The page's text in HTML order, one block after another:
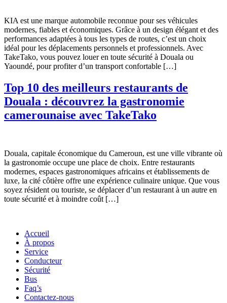
KIA est une marque automobile reconnue pour ses véhicules
modernes, fiables et économiques. Grâce à un design élégant et des
performances adaptées à tous les types de routes, c’est un choix
idéal pour les déplacements personnels et professionnels. Avec
TakeTako, vous pouvez louer en toute sécurité à Douala ou
Yaoundé, pour profiter d’un transport confortable […]
Top 10 des meilleurs restaurants de
Douala : découvrez la gastronomie
camerounaise avec TakeTako
Douala, capitale économique du Cameroun, est une ville vibrante où
la gastronomie occupe une place de choix. Entre restaurants
modernes, espaces gastronomiques africains et établissements de
luxe, la cité côtière offre une expérience culinaire unique. Que vous
soyez résident ou touriste, se déplacer d’un restaurant à un autre en
toute sécurité et à moindre coût […]
Accueil
À propos
Service
Conducteur
Sécurité
Bus
Faq’s
Contactez-nous